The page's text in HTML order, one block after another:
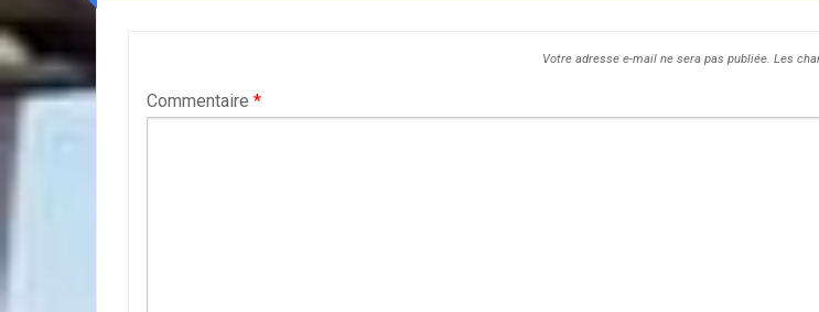
Votre adresse e-mail ne sera pas publiée. Les
Commentaire *